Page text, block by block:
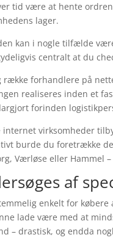
tid være at hente
lager.
kan i nogle tilfælde
centralt at du
række forhandlere på
realiseres inden et
forinden
internet virksomheder
burde du foretrække
Værløse eller Hammel
af
enkelt for
lade være med at
– drastisk, og endda